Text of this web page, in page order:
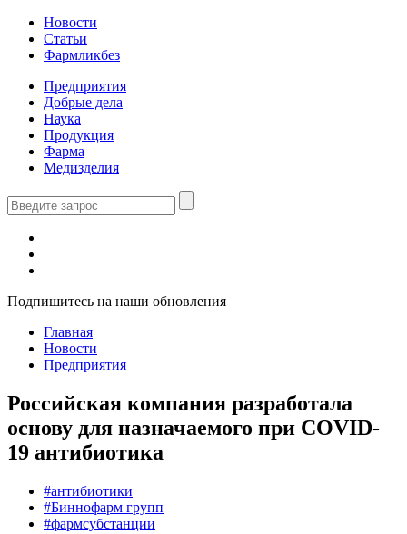
Новости
Статьи
Фармликбез
Предприятия
Добрые дела
Наука
Продукция
Фарма
Медизделия
Подпишитесь на наши обновления
Главная
Новости
Предприятия
Российская компания разработала
основу для назначаемого при COVID-
19 антибиотика
#антибиотики
#Биннофарм групп
#фармсубстанции